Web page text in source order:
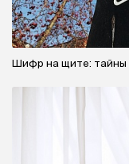
Шифр на щите: тайны